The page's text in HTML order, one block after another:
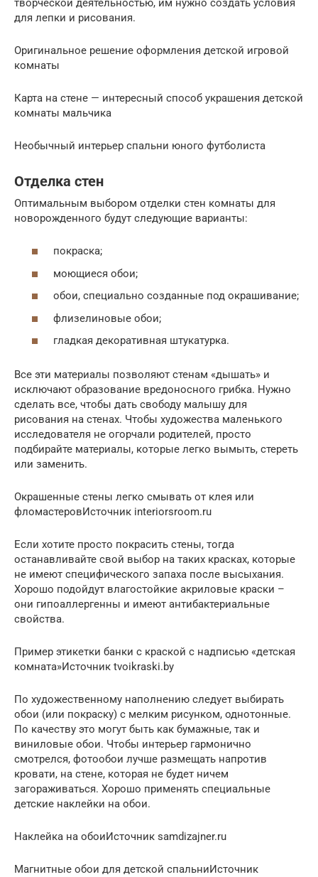
творческой деятельностью, им нужно создать условия
для лепки и рисования.
Оригинальное решение оформления детской игровой
комнаты
Карта на стене — интересный способ украшения детской
комнаты мальчика
Необычный интерьер спальни юного футболиста
Отделка стен
Оптимальным выбором отделки стен комнаты для
новорожденного будут следующие варианты:
покраска;
моющиеся обои;
обои, специально созданные под окрашивание;
флизелиновые обои;
гладкая декоративная штукатурка.
Все эти материалы позволяют стенам «дышать» и
исключают образование вредоносного грибка. Нужно
сделать все, чтобы дать свободу малышу для
рисования на стенах. Чтобы художества маленького
исследователя не огорчали родителей, просто
подбирайте материалы, которые легко вымыть, стереть
или заменить.
Окрашенные стены легко смывать от клея или
фломастеровИсточник interiorsroom.ru
Если хотите просто покрасить стены, тогда
останавливайте свой выбор на таких красках, которые
не имеют специфического запаха после высыхания.
Хорошо подойдут влагостойкие акриловые краски –
они гипоаллергенны и имеют антибактериальные
свойства.
Пример этикетки банки с краской с надписью «детская
комната»Источник tvoikraski.by
По художественному наполнению следует выбирать
обои (или покраску) с мелким рисунком, однотонные.
По качеству это могут быть как бумажные, так и
виниловые обои. Чтобы интерьер гармонично
смотрелся, фотообои лучше размещать напротив
кровати, на стене, которая не будет ничем
загораживаться. Хорошо применять специальные
детские наклейки на обои.
Наклейка на обоиИсточник samdizajner.ru
Магнитные обои для детской спальниИсточник